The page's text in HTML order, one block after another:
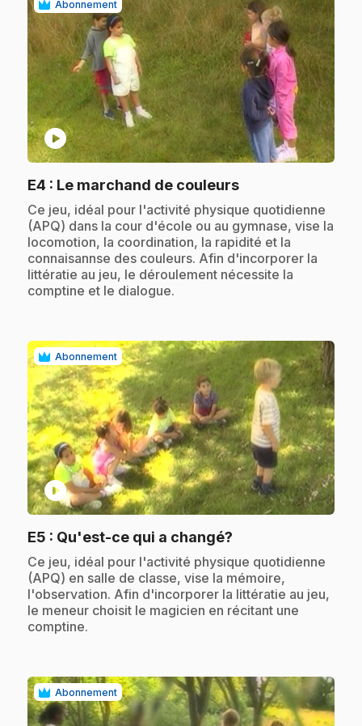
Abonnement
play_circle
E4 : Le marchand de couleurs.
.Ce jeu, idéal pour l'activité physique quotidienne
(APQ) dans la cour d'école ou au gymnase, vise la
locomotion, la coordination, la rapidité et la
connaisannse des couleurs. Afin d'incorporer la
littératie au jeu, le déroulement nécessite la
comptine et le dialogue.
Abonnement
play_circle
E5 : Qu'est-ce qui a changé?
.Ce jeu, idéal pour l'activité physique quotidienne
(APQ) en salle de classe, vise la mémoire,
l'observation. Afin d'incorporer la littératie au jeu,
le meneur choisit le magicien en récitant une
comptine.
Abonnement